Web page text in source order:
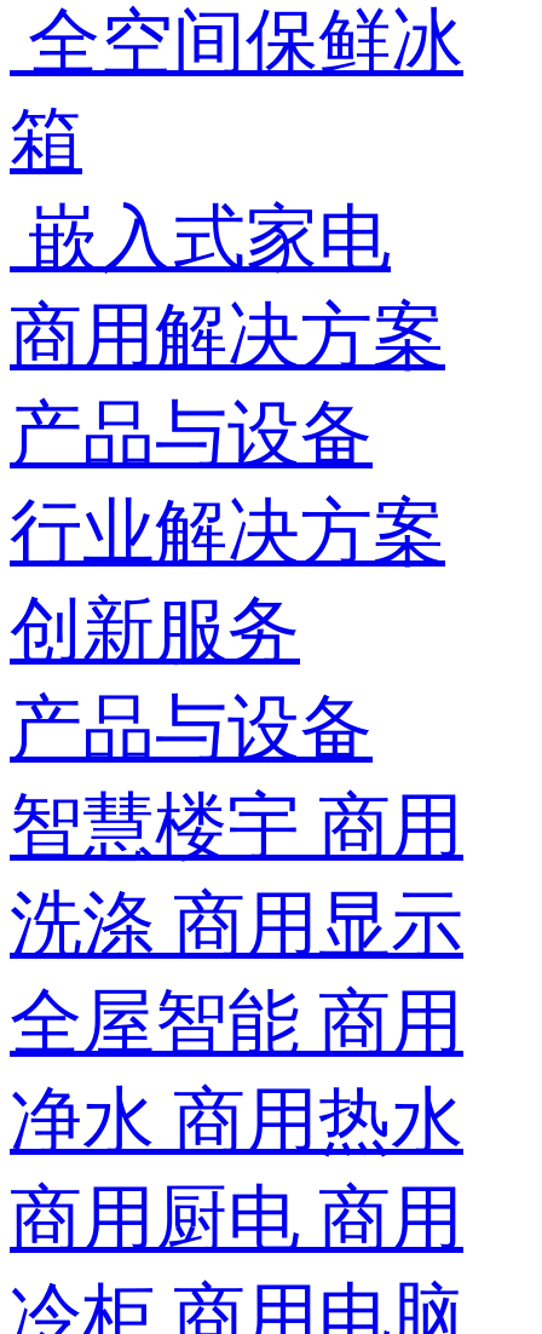
全空间保鲜冰
箱
嵌入式家电
商用解决方案
产品与设备
行业解决方案
创新服务
产品与设备
智慧楼宇 商用
洗涤 商用显示
全屋智能 商用
净水 商用热水
商用厨电 商用
冷柜 商用电脑